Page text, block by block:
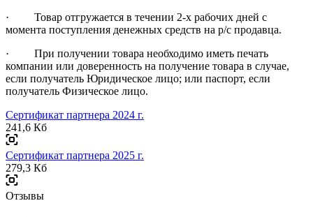
· Товар отгружается в течении 2-х рабочих дней с
момента поступления денежных средств на р/с продавца.
· При получении товара необходимо иметь печать
компании или доверенность на получение товара в случае,
если получатель Юридическое лицо; или паспорт, если
получатель Физическое лицо.
Сертификат партнера 2024 г.
241,6 Кб
Сертификат партнера 2025 г.
279,3 Кб
Отзывы